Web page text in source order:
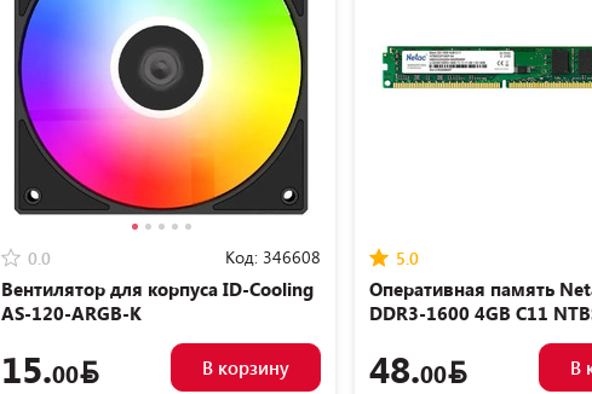
0.0 Код: 346608
Вентилятор для корпуса ID-Cooling
AS-120-ARGB-K
15.00 В корзину
5.0
Оперативная память
DDR3-1600 4GB C11
48.00 В